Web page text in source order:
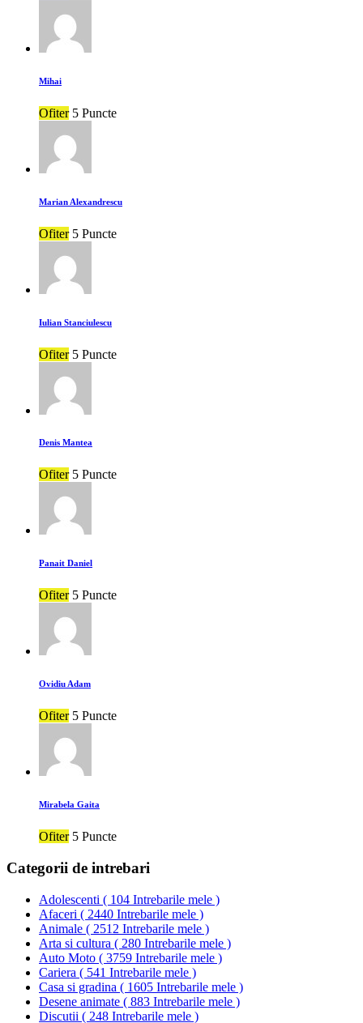
Mihai
Ofiter 5 Puncte
Marian Alexandrescu
Ofiter 5 Puncte
Iulian Stanciulescu
Ofiter 5 Puncte
Denis Mantea
Ofiter 5 Puncte
Panait Daniel
Ofiter 5 Puncte
Ovidiu Adam
Ofiter 5 Puncte
Mirabela Gaita
Ofiter 5 Puncte
Categorii de intrebari
Adolescenti ( 104 Intrebarile mele )
Afaceri ( 2440 Intrebarile mele )
Animale ( 2512 Intrebarile mele )
Arta si cultura ( 280 Intrebarile mele )
Auto Moto ( 3759 Intrebarile mele )
Cariera ( 541 Intrebarile mele )
Casa si gradina ( 1605 Intrebarile mele )
Desene animate ( 883 Intrebarile mele )
Discutii ( 248 Intrebarile mele )